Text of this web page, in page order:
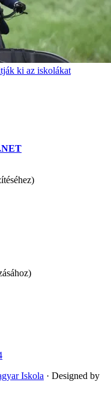
ki az iskolákat
Iskola · Designed by